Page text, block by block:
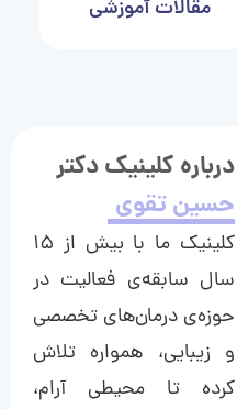
مقالات آموزشی
درباره کلینیک دکتر
حسین تقوی
کلینیک ما با بیش از ۱۵
سال سابقه‌ی فعالیت در
حوزه‌ی درمان‌های تخصصی
و زیبایی، همواره تلاش
کرده تا محیطی آرام،